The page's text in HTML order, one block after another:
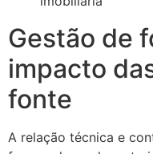
Gestão de
impacto
fonte
A relação técnica e